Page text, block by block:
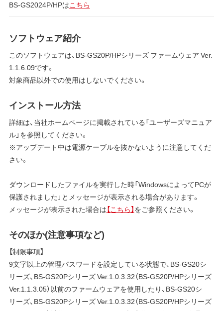
BS-GS2024P/HPはこちら
ソフトウェア紹介
このソフトウェアは、BS-GS20P/HPシリーズ ファームウェア Ver.
1.1.6.09です。
対象商品以外での使用はしないでください。
インストール方法
詳細は、当社ホームページに掲載されている「ユーザーズマニュア
ル」を参照してください。
※アップデート中は電源ケーブルを抜かないように注意してくだ
さい。
ダウンロードしたファイルを実行した時「WindowsによってPCが
保護されました」とメッセージが表示される場合があります。
メッセージが表示された場合は【こちら】をご参照ください。
そのほか(注意事項など)
【制限事項】
9文字以上の管理パスワードを設定している状態で、BS-GS20シ
リーズ、BS-GS20Pシリーズ Ver.1.0.3.32（BS-GS20P/HPシリーズ
Ver.1.1.3.05）以前のファームウェアを使用したり、BS-GS20シ
リーズ、BS-GS20Pシリーズ Ver.1.0.3.32（BS-GS20P/HPシリーズ